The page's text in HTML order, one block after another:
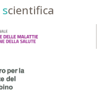
scientifica